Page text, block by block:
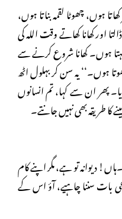
ہوں، چھوٹا لقمہ بناتا ہوں،
اور کھانا کھاتے وقت اللہ کی
کہتا ہوں۔ کھانا شروع کرنے سے
ہوں۔‘‘ یہ سن کر بہلول اٹھ
پھر ان سے کہا، تم انسانوں
کا طریقہ بھی نہیں جانتے۔
دیوانہ تو ہے، مگر اپنے کام
بات سننا چاہیے، آؤ اس کے